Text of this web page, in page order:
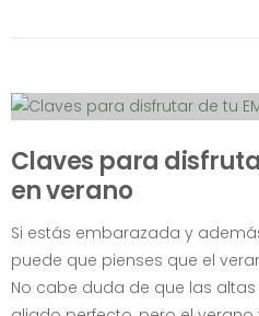
Claves para
en verano
Si estás embarazada y
puede que pienses que el
No cabe duda de que las